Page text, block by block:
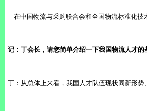
在中国物流与采购联合会和全国物流标准化技
记：丁会长，请您简单介绍一下我国物流人才的
丁：从总体上来看，我国人才队伍现状同新形